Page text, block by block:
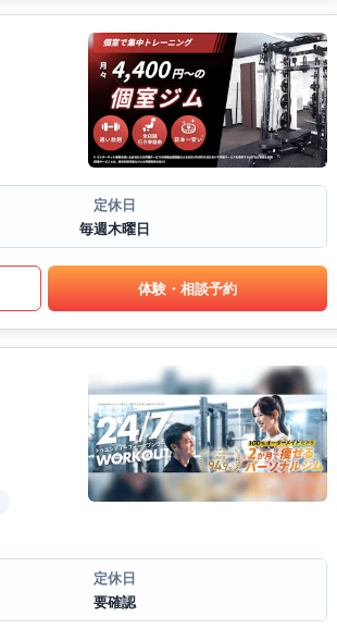
定休日
毎週木曜日
体験・相談予約
定休日
要確認